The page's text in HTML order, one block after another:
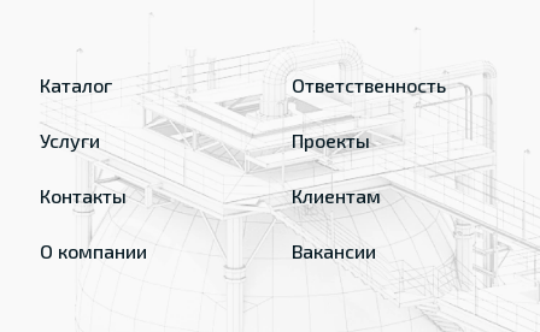
Каталог
Услуги
Контакты
О компании
Ответственность
Проекты
Клиентам
Вакансии